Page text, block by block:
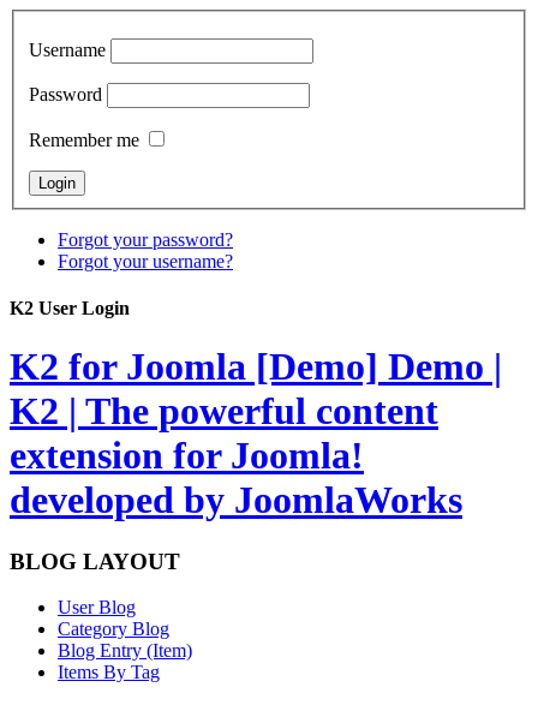
Username
Password
Remember me
Forgot your password?
Forgot your username?
K2 User Login
K2 for Joomla [Demo] Demo |
K2 | The powerful content
extension for Joomla!
developed by JoomlaWorks
BLOG LAYOUT
User Blog
Category Blog
Blog Entry (Item)
Items By Tag